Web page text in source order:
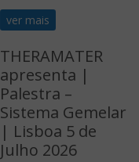
ver mais
THERAMATER
apresenta |
Palestra –
Sistema Gemelar
| Lisboa 5 de
Julho 2026